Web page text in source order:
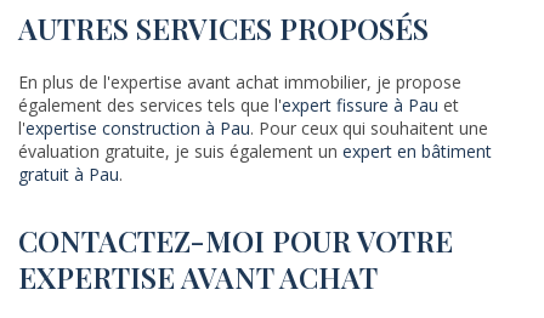
AUTRES SERVICES PROPOSÉS
En plus de l'expertise avant achat immobilier, je propose
également des services tels que l'expert fissure à Pau et
l'expertise construction à Pau. Pour ceux qui souhaitent une
évaluation gratuite, je suis également un expert en bâtiment
gratuit à Pau.
CONTACTEZ-MOI POUR VOTRE
EXPERTISE AVANT ACHAT